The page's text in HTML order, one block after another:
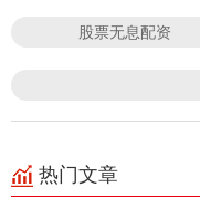
股票无息配资
热门文章